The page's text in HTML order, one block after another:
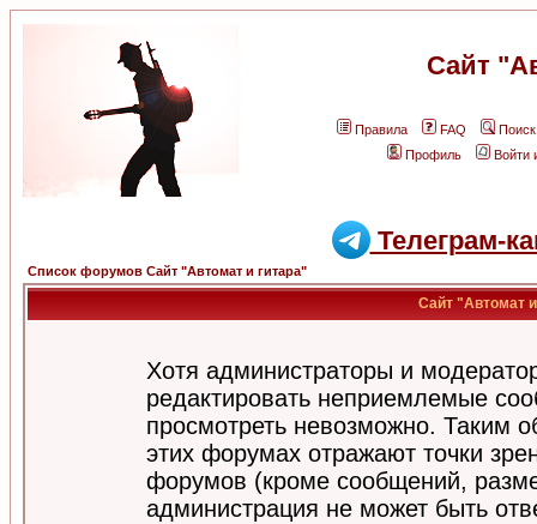
Сайт
Правила FAQ
Поиск
Профиль
Войти
Телеграм-
Список форумов Сайт "Автомат и гитара"
Сайт "Автомат и
Хотя администраторы и
редактировать неприемлемые
просмотреть невозможно. Таким
этих форумах отражают точки
форумов (кроме сообщений,
администрация не может быть